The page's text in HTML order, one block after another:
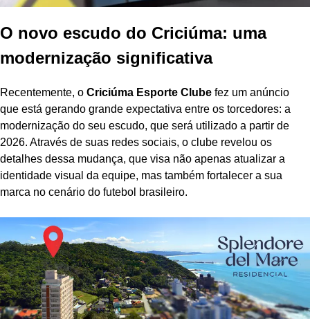
O novo escudo do Criciúma: uma
modernização significativa
Recentemente, o Criciúma Esporte Clube fez um anúncio
que está gerando grande expectativa entre os torcedores: a
modernização do seu escudo, que será utilizado a partir de
2026. Através de suas redes sociais, o clube revelou os
detalhes dessa mudança, que visa não apenas atualizar a
identidade visual da equipe, mas também fortalecer a sua
marca no cenário do futebol brasileiro.